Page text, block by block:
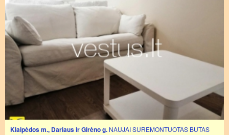
Klaipėdos m., Dariaus ir Girėno g. NAUJAI SUREMONTUOTAS BUTAS